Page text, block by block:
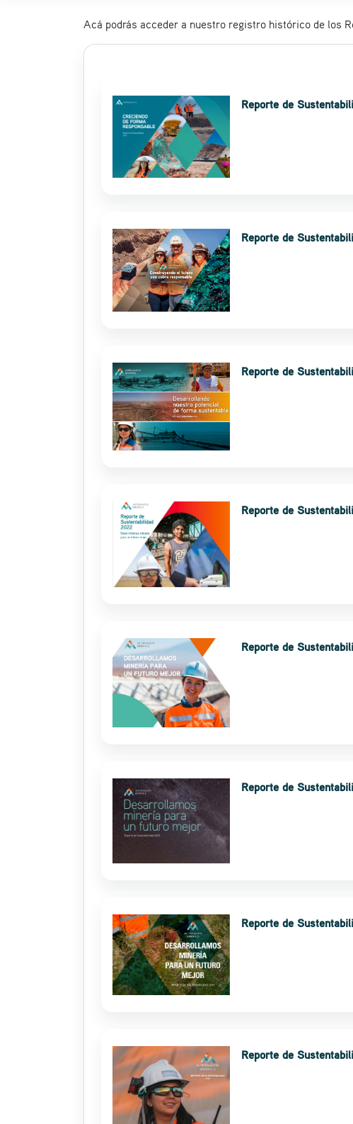
Acá podrás acceder a nuestro registro histórico de los
Reporte de
Reporte de
Reporte de
Reporte de
Reporte de
Reporte de
Reporte de
Reporte de